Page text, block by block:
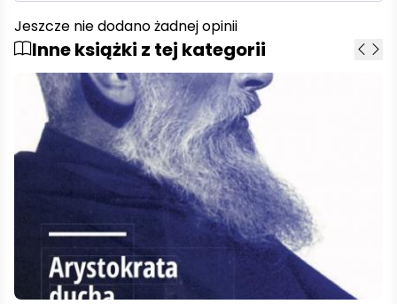
Jeszcze nie dodano żadnej opinii
Inne książki z tej kategorii